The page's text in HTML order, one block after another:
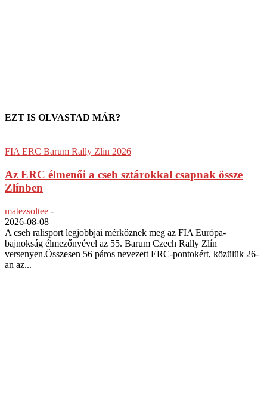
EZT IS OLVASTAD MÁR?
FIA ERC Barum Rally Zlin 2026
Az ERC élmenői a cseh sztárokkal csapnak össze
Zlínben
matezsoltee -
2026-08-08
A cseh ralisport legjobbjai mérkőznek meg az FIA Európa-
bajnokság élmezőnyével az 55. Barum Czech Rally Zlín
versenyen.Összesen 56 páros nevezett ERC-pontokért, közülük 26-
an az...